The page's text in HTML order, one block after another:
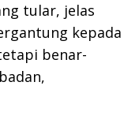
tular, jelas
kepada
benar-